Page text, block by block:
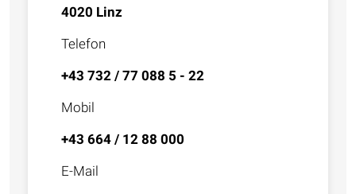
4020 Linz
Telefon
+43 732 / 77 088 5 - 22
Mobil
+43 664 / 12 88 000
E-Mail